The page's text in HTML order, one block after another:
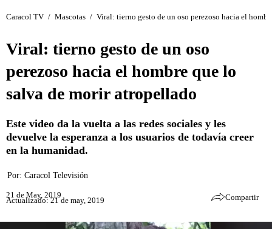
Caracol TV / Mascotas / Viral: tierno gesto de un oso perezoso hacia el
Viral: tierno gesto de un oso
perezoso hacia el hombre que lo
salva de morir atropellado
Este video da la vuelta a las redes sociales y les
devuelve la esperanza a los usuarios de todavía creer
en la humanidad.
Por: Caracol Televisión
21 de May, 2019
Actualizado: 21 de may, 2019 Compartir